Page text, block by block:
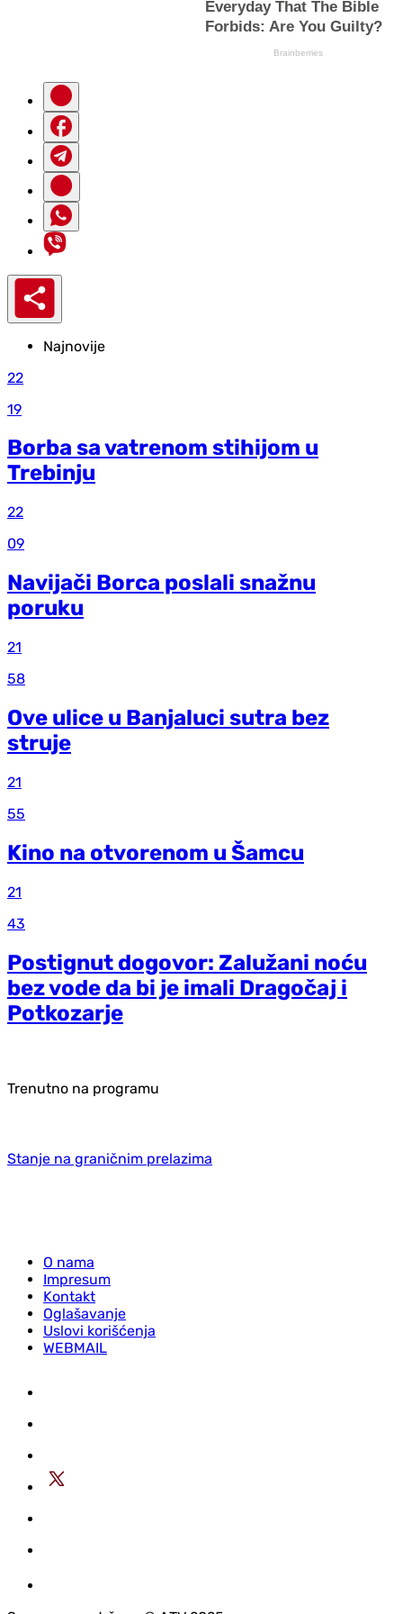
Najnovije
22
19
Borba sa vatrenom stihijom u
Trebinju
22
09
Navijači Borca poslali snažnu
poruku
21
58
Ove ulice u Banjaluci sutra bez
struje
21
55
Kino na otvorenom u Šamcu
21
43
Postignut dogovor: Zalužani noću
bez vode da bi je imali Dragočaj i
Potkozarje
Trenutno na programu
Stanje na graničnim prelazima
O nama
Impresum
Kontakt
Oglašavanje
Uslovi korišćenja
WEBMAIL